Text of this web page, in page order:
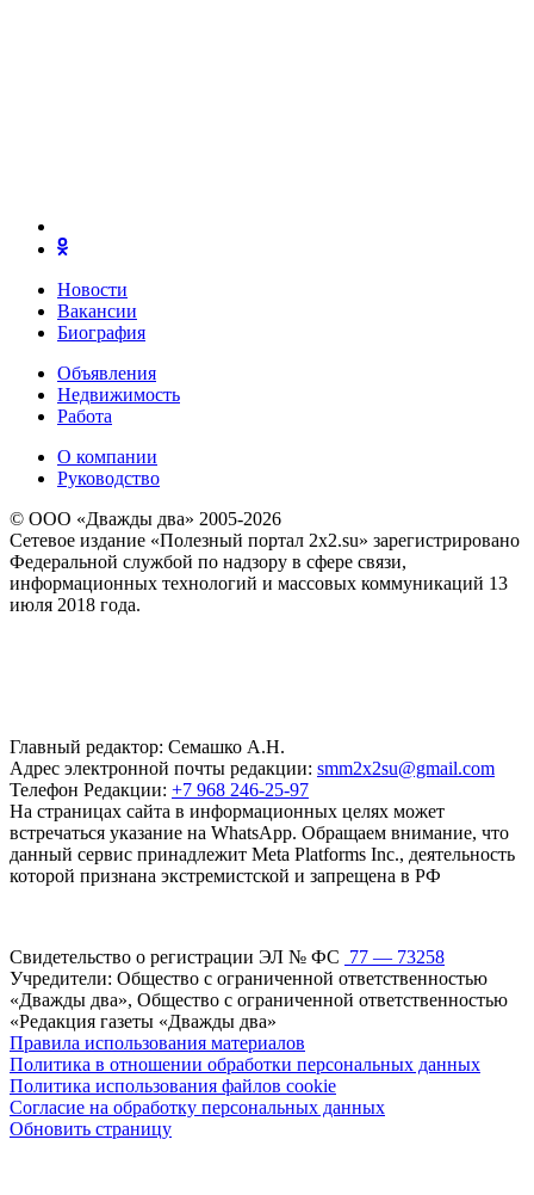
Новости
Вакансии
Биография
Объявления
Недвижимость
Работа
О компании
Руководство
© ООО «Дважды два» 2005-2026
Сетевое издание «Полезный портал 2x2.su» зарегистрировано
Федеральной службой по надзору в сфере связи,
информационных технологий и массовых коммуникаций 13
июля 2018 года.
Главный редактор: Семашко А.Н.
Адрес электронной почты редакции: smm2x2su@gmail.com
Телефон Редакции: +7 968 246-25-97
На страницах сайта в информационных целях может
встречаться указание на WhatsApp. Обращаем внимание, что
данный сервис принадлежит Meta Platforms Inc., деятельность
которой признана экстремистской и запрещена в РФ
Свидетельство о регистрации ЭЛ № ФС 77 — 73258
Учредители: Общество с ограниченной ответственностью
«Дважды два», Общество с ограниченной ответственностью
«Редакция газеты «Дважды два»
Правила использования материалов
Политика в отношении обработки персональных данных
Политика использования файлов cookie
Согласие на обработку персональных данных
Обновить страницу